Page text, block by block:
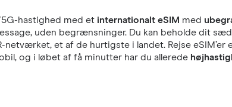
hastighed med et internationalt eSIM med
uden begrænsninger. Du kan beholde dit
netværket, et af de hurtigste i landet. Rejse
og i løbet af få minutter har du allerede